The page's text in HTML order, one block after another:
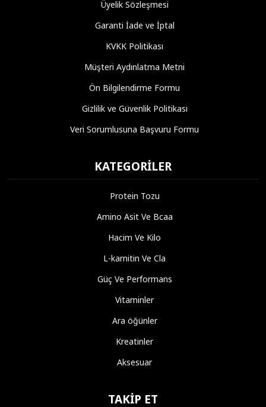
Üyelik Sözleşmesi
Garanti İade ve İptal
KVKK Politikası
Müşteri Aydınlatma Metni
Ön Bilgilendirme Formu
Gizlilik ve Güvenlik Politikası
Veri Sorumlusuna Başvuru Formu
KATEGORILER
Protein Tozu
Amino Asit Ve Bcaa
Hacim Ve Kilo
L-karnitin Ve Cla
Güç Ve Performans
Vitaminler
Ara öğünler
Kreatinler
Aksesuar
TAKIP ET